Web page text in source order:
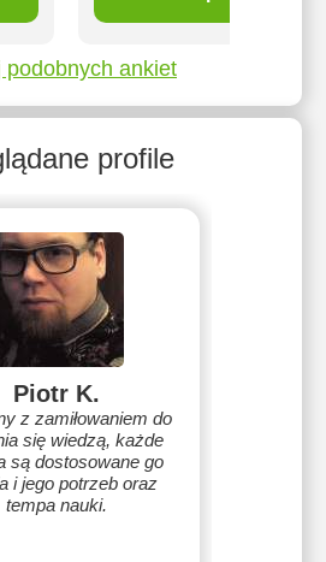
podobnych ankiet
profile
Piotr K.
z zamiłowaniem do
się wiedzą, każde
są dostosowane go
i jego potrzeb oraz
tempa nauki.